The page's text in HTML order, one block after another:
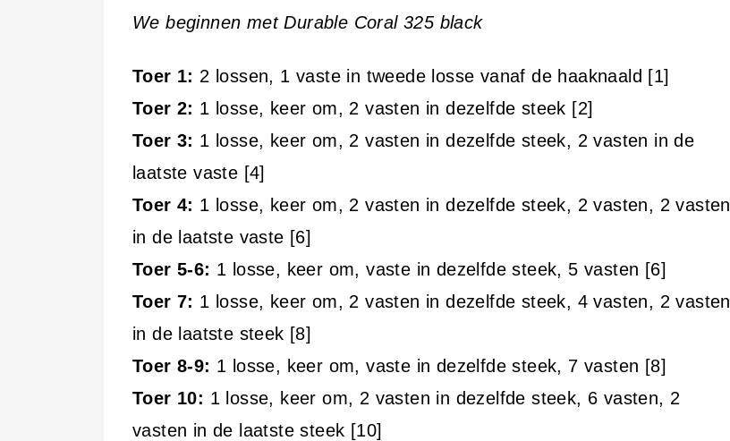
We beginnen met Durable Coral 325 black
Toer 1: 2 lossen, 1 vaste in tweede losse vanaf de haaknaald [1]
Toer 2: 1 losse, keer om, 2 vasten in dezelfde steek [2]
Toer 3: 1 losse, keer om, 2 vasten in dezelfde steek, 2 vasten in de
laatste vaste [4]
Toer 4: 1 losse, keer om, 2 vasten in dezelfde steek, 2 vasten, 2 vasten
in de laatste vaste [6]
Toer 5-6: 1 losse, keer om, vaste in dezelfde steek, 5 vasten [6]
Toer 7: 1 losse, keer om, 2 vasten in dezelfde steek, 4 vasten, 2 vasten
in de laatste steek [8]
Toer 8-9: 1 losse, keer om, vaste in dezelfde steek, 7 vasten [8]
Toer 10: 1 losse, keer om, 2 vasten in dezelfde steek, 6 vasten, 2
vasten in de laatste steek [10]